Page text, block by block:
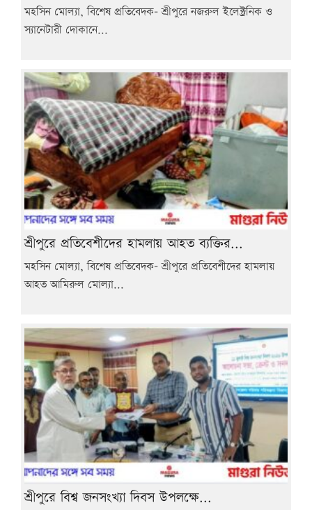
মহসিন মোল্যা, বিশেষ প্রতিবেদক- শ্রীপুরে নজরুল ইলেক্ট্রনিক ও
স্যানেটারী দোকানে...
শ্রীপুরে প্রতিবেশীদের হামলায় আহত ব্যক্তির...
মহসিন মোল্যা, বিশেষ প্রতিবেদক- শ্রীপুরে প্রতিবেশীদের হামলায়
আহত আমিরুল মোল্যা...
শ্রীপুরে বিশ্ব জনসংখ্যা দিবস উপলক্ষে...